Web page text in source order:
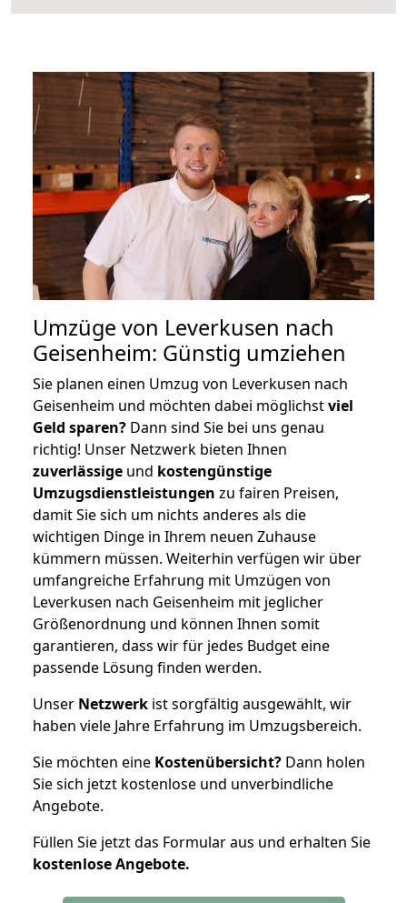
Umzüge von Leverkusen nach
Geisenheim: Günstig umziehen
Sie planen einen Umzug von Leverkusen nach
Geisenheim und möchten dabei möglichstviel
Geld sparen? Dann sind Sie bei uns genau
richtig! Unser Netzwerk bieten Ihnen
zuverlässige und kostengünstige
Umzugsdienstleistungen zu fairen Preisen,
damit Sie sich um nichts anderes als die
wichtigen Dinge in Ihrem neuen Zuhause
kümmern müssen. Weiterhin verfügen wir über
umfangreiche Erfahrung mit Umzügen von
Leverkusen nach Geisenheim mit jeglicher
Größenordnung und können Ihnen somit
garantieren, dass wir für jedes Budget eine
passende Lösung finden werden.
Unser Netzwerk ist sorgfältig ausgewählt, wir
haben viele Jahre Erfahrung im Umzugsbereich.
Sie möchten eine Kostenübersicht? Dann holen
Sie sich jetzt kostenlose und unverbindliche
Angebote.
Füllen Sie jetzt das Formular aus und erhalten Sie
kostenloseAngebote.